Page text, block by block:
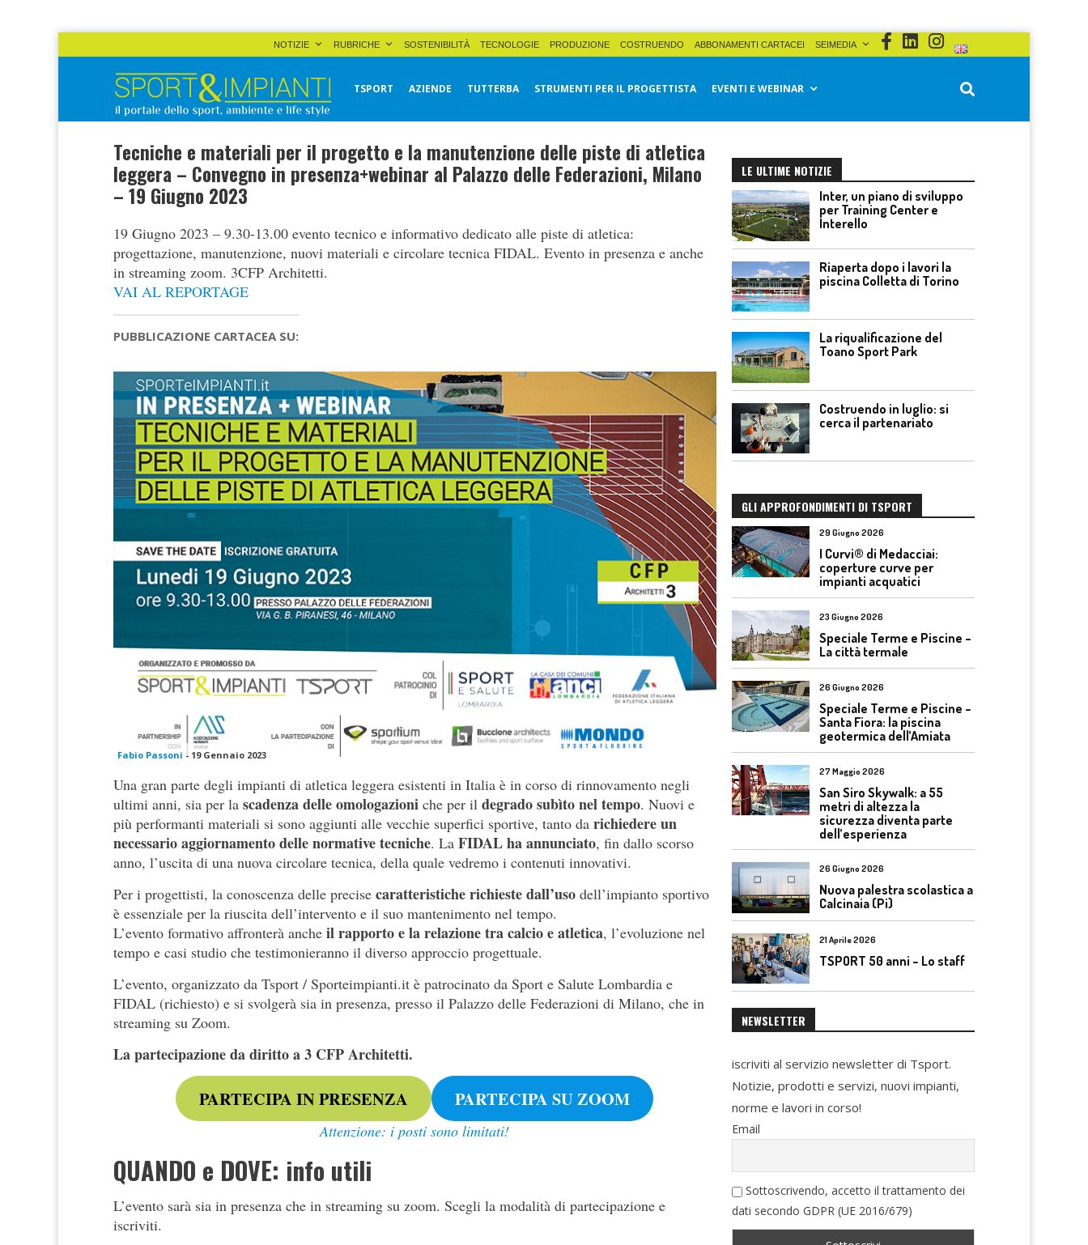
NOTIZIE RUBRICHE SOSTENIBILITÀ TECNOLOGIE PRODUZIONE COSTRUENDO ABBONAMENTI CARTACEI SEIMEDIA
Sport&Impianti
TSPORT AZIENDE TUTTERBA STRUMENTI PER IL PROGETTISTA EVENTI E WEBINAR
Tecniche e materiali per il progetto e la manutenzione delle piste di atletica
leggera – Convegno in presenza+webinar al Palazzo delle Federazioni, Milano
– 19 Giugno 2023
19 Giugno 2023 – 9.30-13.00 evento tecnico e informativo dedicato alle piste di atletica:
progettazione, manutenzione, nuovi materiali e circolare tecnica FIDAL. Evento in presenza e anche
in streaming zoom. 3CFP Architetti.
VAI AL REPORTAGE
PUBBLICAZIONE CARTACEA SU:
Fabio Passoni - 19 Gennaio 2023
Una gran parte degli impianti di atletica leggera esistenti in Italia è in corso di rinnovamento negli
ultimi anni, sia per la scadenza delle omologazioni che per il degrado subìto nel tempo. Nuovi e
più performanti materiali si sono aggiunti alle vecchie superfici sportive, tanto da richiedere un
necessario aggiornamento delle normative tecniche. La FIDAL ha annunciato, fin dallo scorso
anno, l’uscita di una nuova circolare tecnica, della quale vedremo i contenuti innovativi.
Per i progettisti, la conoscenza delle precise caratteristiche richieste dall’uso dell’impianto sportivo
è essenziale per la riuscita dell’intervento e il suo mantenimento nel tempo.
L’evento formativo affronterà anche il rapporto e la relazione tra calcio e atletica, l’evoluzione nel
tempo e casi studio che testimonieranno il diverso approccio progettuale.
L’evento, organizzato da Tsport / Sporteimpianti.it è patrocinato da Sport e Salute Lombardia e
FIDAL (richiesto) e si svolgerà sia in presenza, presso il Palazzo delle Federazioni di Milano, che in
streaming su Zoom.
La partecipazione da diritto a 3 CFP Architetti.
PARTECIPA IN PRESENZA PARTECIPA SU ZOOM
Attenzione: i postisonolimitati!
QUANDO e DOVE: info utili
L’evento sarà sia in presenza che in streaming su zoom. Scegli la modalità di partecipazione e
iscriviti.
LE ULTIME NOTIZIE
Inter, un piano di sviluppo
per Training Center e
Interello
Riaperta dopo i lavori la
piscina Colletta di Torino
La riqualificazione del
Toano Sport Park
Costruendo in luglio: si
cerca il partenariato
GLI APPROFONDIMENTI DI TSPORT
29 Giugno 2026
I Curvi® di Medacciai:
coperture curve per
impianti acquatici
23 Giugno 2026
Speciale Terme e Piscine –
La città termale
26 Giugno 2026
Speciale Terme e Piscine –
Santa Fiora: la piscina
geotermica dell’Amiata
27 Maggio 2026
San Siro Skywalk: a 55
metri di altezza la
sicurezza diventa parte
dell’esperienza
26 Giugno 2026
Nuova palestra scolastica a
Calcinaia (Pi)
21 Aprile 2026
TSPORT 50 anni – Lo staff
NEWSLETTER
iscriviti al servizio newsletter di Tsport.
Notizie, prodotti e servizi, nuovi impianti,
norme e lavori in corso!
Email
Sottoscrivendo, accetto il trattamento dei
dati secondo GDPR (UE 2016/679)